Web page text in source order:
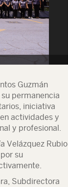
Guzmán
permanencia
iniciativa
actividades y
y profesional.
Velázquez Rubio
su
Subdirectora